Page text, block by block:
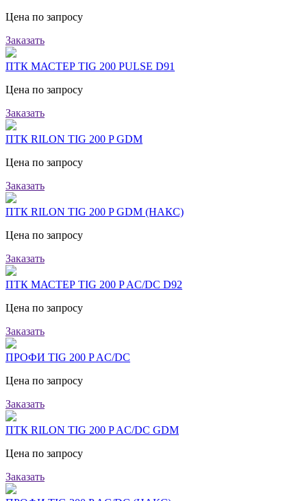
Цена по запросу
Заказать
ПТК МАСТЕР TIG 200 PULSE D91
Цена по запросу
Заказать
ПТК RILON TIG 200 P GDM
Цена по запросу
Заказать
ПТК RILON TIG 200 P GDM (НАКС)
Цена по запросу
Заказать
ПТК МАСТЕР TIG 200 P AC/DC D92
Цена по запросу
Заказать
ПРОФИ TIG 200 P AC/DC
Цена по запросу
Заказать
ПТК RILON TIG 200 P AC/DC GDM
Цена по запросу
Заказать